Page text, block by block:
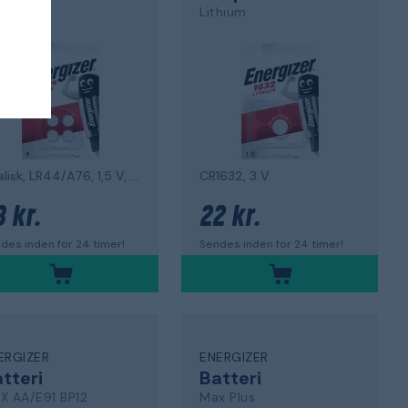
alkalisk, LR44/A76, 1,5 V, pakke med 4
kr.
inden for 24 timer!
Lithium
CR1632, 3 V
22 kr.
Sendes inden for 24 timer!
AA/E91 BP12
ENERGIZER
Batteri
Max Plus